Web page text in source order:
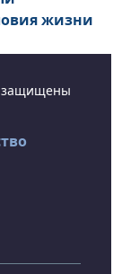
жизни
защищены